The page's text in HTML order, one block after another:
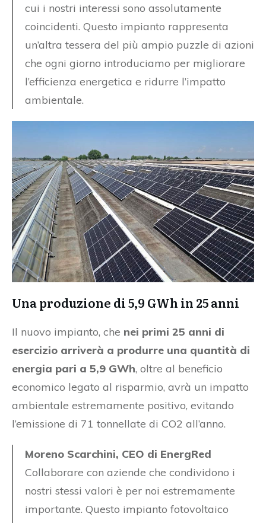
cui i nostri interessi sono assolutamente
coincidenti. Questo impianto rappresenta
un’altra tessera del più ampio puzzle di azioni
che ogni giorno introduciamo per migliorare
l’efficienza energetica e ridurre l’impatto
ambientale.
Una produzione di 5,9 GWh in 25 anni
Il nuovo impianto, che nei primi 25 anni di
esercizio arriverà a produrre una quantità di
energia pari a 5,9 GWh, oltre al beneficio
economico legato al risparmio, avrà un impatto
ambientale estremamente positivo, evitando
l’emissione di 71 tonnellate di CO2 all’anno.
Moreno Scarchini, CEO di EnergRed
Collaborare con aziende che condividono i
nostri stessi valori è per noi estremamente
importante. Questo impianto fotovoltaico